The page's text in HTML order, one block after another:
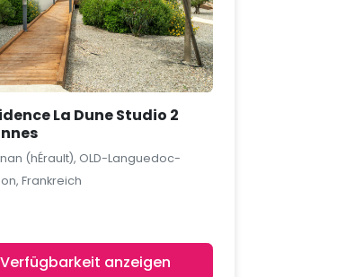
La Dune Studio 2
(hÉrault), OLD-Languedoc-
Frankreich
Verfügbarkeit anzeigen